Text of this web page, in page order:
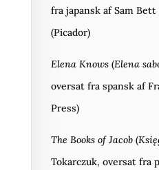
fra japansk af Sam Bett
(Picador)
Elena Knows(Elena
oversat fra spansk af
Press)
The Books of Jacob(
Tokarczuk, oversat fra